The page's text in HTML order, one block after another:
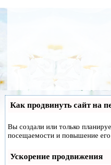
Как продвинуть сайт на
Вы создали или только
посещаемости и повышение
Ускорение продвижения